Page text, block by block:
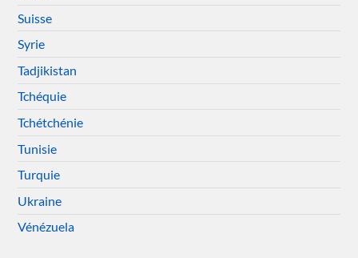
Suisse
Syrie
Tadjikistan
Tchéquie
Tchétchénie
Tunisie
Turquie
Ukraine
Vénézuela